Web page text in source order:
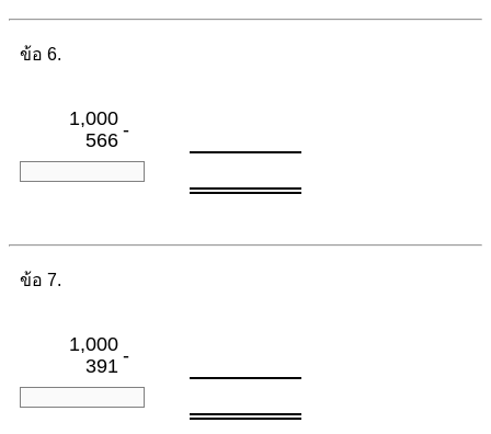
ข้อ 6.
1,000-
566
ข้อ 7.
1,000-
391